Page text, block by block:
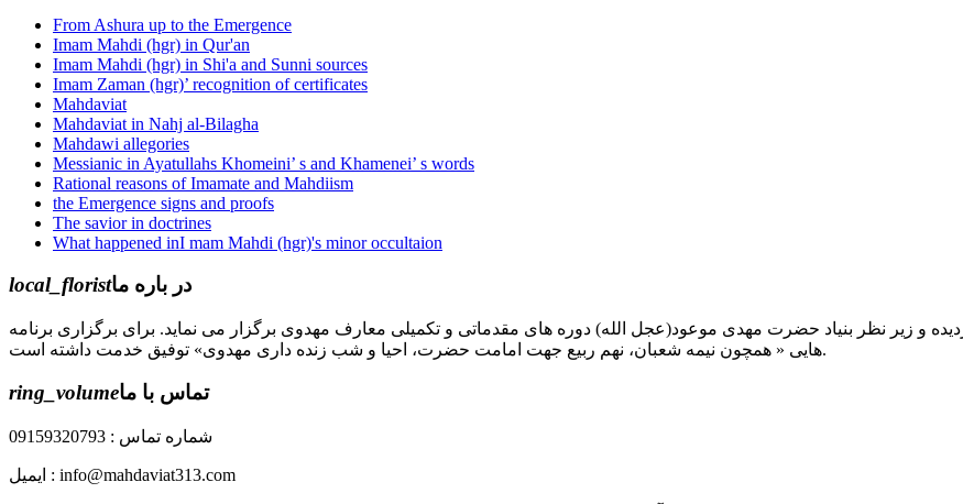
From Ashura up to the Emergence
Imam Mahdi (hgr) in Qur'an
Imam Mahdi (hgr) in Shi'a and Sunni sources
Imam Zaman (hgr)’ recognition of certificates
Mahdaviat
Mahdaviat in Nahj al-Bilagha
Mahdawi allegories
Messianic in Ayatullahs Khomeini’ s and Khamenei’ s words
Rational reasons of Imamate and Mahdiism
the Emergence signs and proofs
The savior in doctrines
What happened inI mam Mahdi (hgr)'s minor occultaion
local_floristدر باره ما
صبح عدالت ( مشهد مقدس ) در سال ۱۳۹۲ تاسیس گردیده و زیر نظر بنیاد حضرت مهدی موعود(عجل الله) دوره های مقدماتی و تکمیلی معارف مهدوی برگزار می نماید. برای برگزاری برنامه
هایی « همچون نیمه شعبان، نهم ربیع جهت امامت حضرت، احیا و شب زنده داری مهدوی» توفیق خدمت داشته است.
ring_volumeتماس با ما
شماره تماس : 09159320793
ایمیل : info@mahdaviat313.com